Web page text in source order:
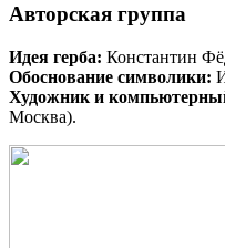
Авторская группа
Идея герба: Константин
Обоснование символики:
Художник и
Москва).